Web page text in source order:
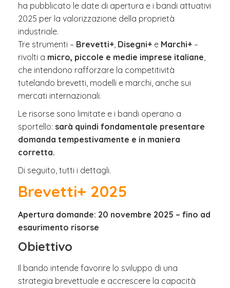
ha pubblicato le date di apertura e i bandi attuativi
2025 per la valorizzazione della proprietà
industriale.
Tre strumenti – Brevetti+, Disegni+ e Marchi+ –
rivolti a micro, piccole e medie imprese italiane,
che intendono rafforzare la competitività
tutelando brevetti, modelli e marchi, anche sui
mercati internazionali.
Le risorse sono limitate e i bandi operano a
sportello: sarà quindi fondamentale presentare
domanda tempestivamente e in maniera
corretta.
Di seguito, tutti i dettagli.
Brevetti+ 2025
Apertura domande: 20 novembre 2025 – fino ad
esaurimento risorse
Obiettivo
Il bando intende favorire lo sviluppo di una
strategia brevettuale e accrescere la capacità